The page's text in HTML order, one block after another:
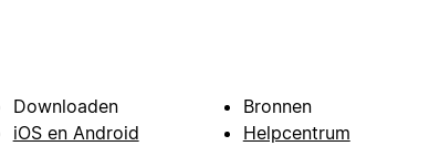
Downloaden
iOS en Android
Bronnen
Helpcentrum